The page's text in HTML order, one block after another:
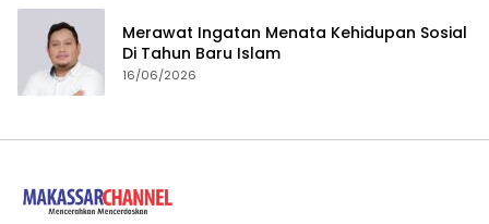
Merawat Ingatan Menata Kehidupan Sosial
Di Tahun Baru Islam
16/06/2026